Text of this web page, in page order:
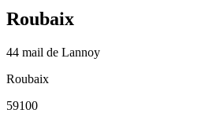
Roubaix
44 mail de Lannoy
Roubaix
59100